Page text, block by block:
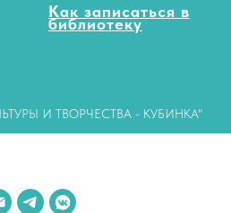
Как записаться в
библиотеку
И ТВОРЧЕСТВА - КУБИНКА"